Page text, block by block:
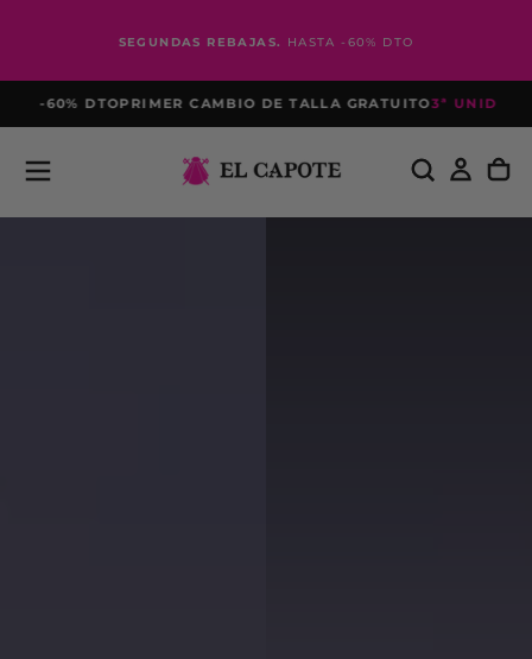
SEGUNDAS REBAJAS. HASTA -60% DTO
60% DTO PRIMER CAMBIO DE TALLA GRATUITO3ª UNIDAD AL -